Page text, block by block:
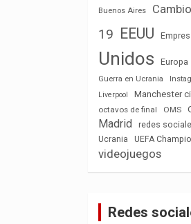
Buenos Aires
19
EEUU
Unidos
Europa
Guerra en Ucrania
Liverpool Manchester
octavos de final OMS
Madrid
redes
Ucrania
UEFA
videojuegos
Redes